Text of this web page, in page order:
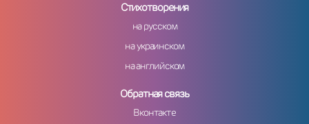
Стихотворения
на русском
на украинском
на английском
Обратная связь
Вконтакте